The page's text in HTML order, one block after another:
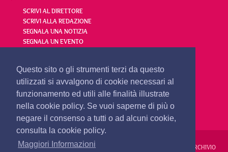
Questo sito o gli strumenti terzi da questo
utilizzati si avvalgono di cookie necessari al
funzionamento ed utili alle finalità illustrate
nella cookie policy. Se vuoi saperne di più o
negare il consenso a tutti o ad alcuni cookie,
consulta la cookie policy.
Maggiori Informazioni
SCRIVI AL DIRETTORE
SCRIVI ALLA REDAZIONE
SEGNALA UNA NOTIZIA
SEGNALA UN EVENTO
redazione@olbianotizie.it
REDAZIONE PUBBLICITÀ PRIVACY E COOKIES ARCHIVIO